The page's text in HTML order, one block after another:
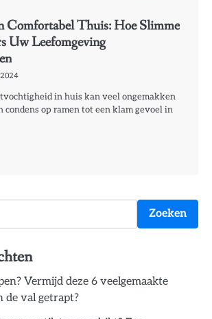
Comfortabel Thuis: Hoe Slimme
Uw Leefomgeving
in huis kan veel ongemakken
condens op ramen tot een klam gevoel in
Zoeken
Vermijd deze 6 veelgemaakte
de val getrapt?